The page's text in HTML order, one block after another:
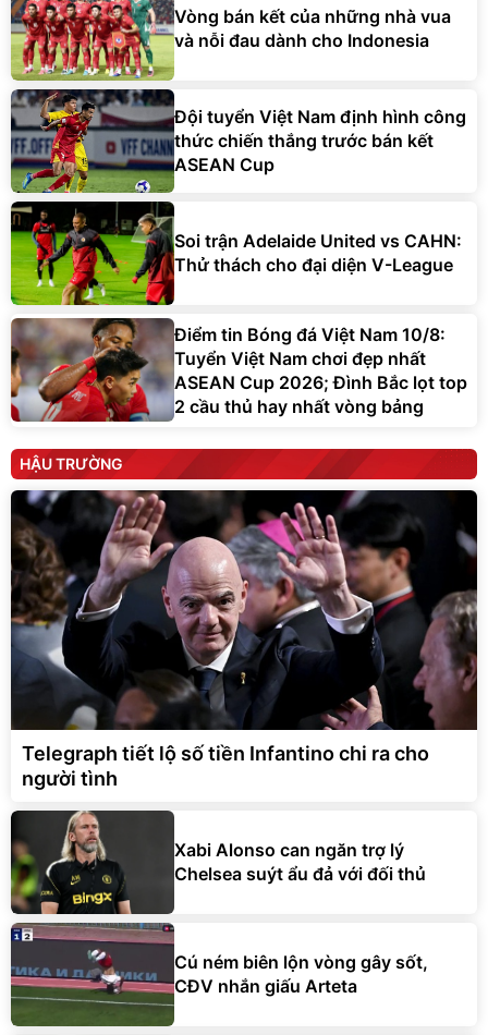
Vòng bán kết của những nhà vua
và nỗi đau dành cho Indonesia
Đội tuyển Việt Nam định hình công
thức chiến thắng trước bán kết
ASEAN Cup
Soi trận Adelaide United vs CAHN:
Thử thách cho đại diện V-League
Điểm tin Bóng đá Việt Nam 10/8:
Tuyển Việt Nam chơi đẹp nhất
ASEAN Cup 2026; Đình Bắc lọt top
2 cầu thủ hay nhất vòng bảng
HẬU TRƯỜNG
Telegraph tiết lộ số tiền Infantino chi ra cho
người tình
Xabi Alonso can ngăn trợ lý
Chelsea suýt ẩu đả với đối thủ
Cú ném biên lộn vòng gây sốt,
CĐV nhắn giấu Arteta